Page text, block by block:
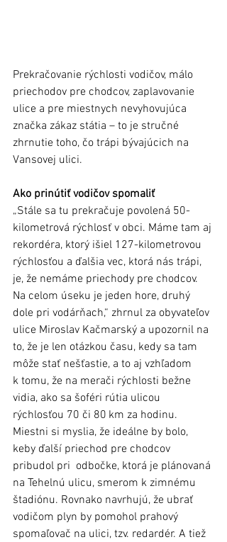
Prekračovanie rýchlosti vodičov, málo
priechodov pre chodcov, zaplavovanie
ulice a pre miestnych nevyhovujúca
značka zákaz státia – to je stručné
zhrnutie toho, čo trápi bývajúcich na
Vansovej ulici.
Ako prinútiť vodičov spomaliť
„Stále sa tu prekračuje povolená 50-
kilometrová rýchlosť v obci. Máme tam aj
rekordéra, ktorý išiel 127-kilometrovou
rýchlosťou a ďalšia vec, ktorá nás trápi,
je, že nemáme priechody pre chodcov.
Na celom úseku je jeden hore, druhý
dole pri vodárňach,“ zhrnul za obyvateľov
ulice Miroslav Kačmarský a upozornil na
to, že je len otázkou času, kedy sa tam
môže stať nešťastie, a to aj vzhľadom
k tomu, že na merači rýchlosti bežne
vidia, ako sa šoféri rútia ulicou
rýchlosťou 70 či 80 km za hodinu.
Miestni si myslia, že ideálne by bolo,
keby ďalší priechod pre chodcov
pribudol pri  odbočke, ktorá je plánovaná
na Tehelnú ulicu, smerom k zimnému
štadiónu. Rovnako navrhujú, že ubrať
vodičom plyn by pomohol prahový
spomaľovač na ulici, tzv. redardér. A tiež